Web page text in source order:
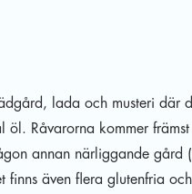
lada och musteri där
Råvarorna kommer
annan närliggande gård
finns även flera glutenfria